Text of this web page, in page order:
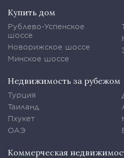
Купить дом
Рублево-Успенское
шоссе
Новорижское шоссе
Минское шоссе
Недвижимость за рубежом
Турция
Таиланд
Пхукет
ОАЭ
Коммерческая